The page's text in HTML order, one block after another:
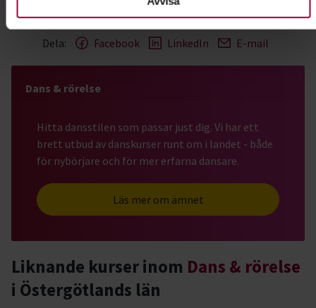
Dela: Facebook LinkedIn E-mail
Dans & rörelse
Hitta dansstilen som passar just dig. Vi har ett
brett utbud av danskurser runt om i landet - både
för nybörjare och för mer erfarna dansare.
Läs mer om ämnet
Liknande kurser inom Dans & rörelse
i Östergötlands län